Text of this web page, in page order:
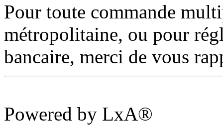
Pour toute commande
métropolitaine, ou pour
bancaire, merci de vous
Powered by LxA®